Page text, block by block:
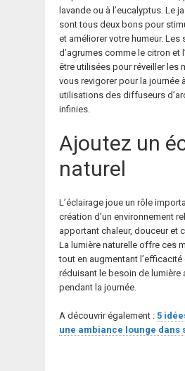
lavande ou à l’eucalyptus. Le
sont tous deux bons pour
et améliorer votre humeur. Les
d’agrumes comme le citron et
être utilisées pour réveiller les
vous revigorer pour la journée
utilisations des diffuseurs
infinies.
Ajoutez un
naturel
L’éclairage joue un rôle
création d’un environnement
apportant chaleur, douceur et
La lumière naturelle offre ces
tout en augmentant l’efficacité
réduisant le besoin de lumière
pendant la journée.
A découvrir également : 5
une ambiance lounge dans